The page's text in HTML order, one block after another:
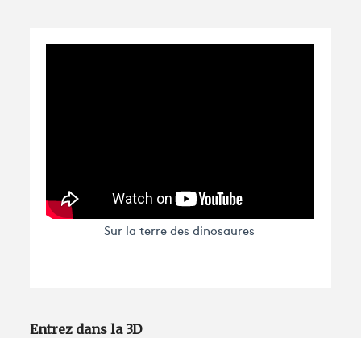
Sur la terre des dinosaures
Entrez dans la 3D